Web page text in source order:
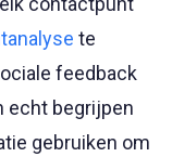
te
feedback
echt begrijpen
gebruiken om